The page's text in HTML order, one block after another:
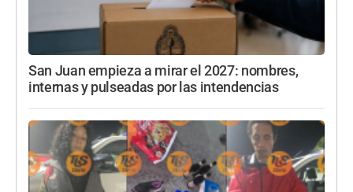
San Juan empieza a mirar el 2027: nombres,
internas y pulseadas por las intendencias